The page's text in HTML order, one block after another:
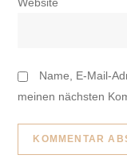
Website
Name, E-Mail-
meinen nächsten